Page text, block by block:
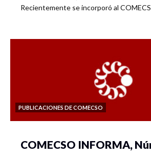
Recientemente se incorporó al
PUBLICACIONES DE COMECSO
COMECSO INFORMA,